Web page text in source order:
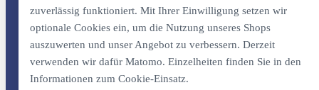
zuverlässig funktioniert. Mit Ihrer Einwilligung setzen wir
optionale Cookies ein, um die Nutzung unseres Shops
auszuwerten und unser Angebot zu verbessern. Derzeit
verwenden wir dafür Matomo. Einzelheiten finden Sie in den
Informationen zum Cookie-Einsatz.